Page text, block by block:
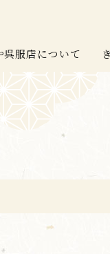
呉服店について